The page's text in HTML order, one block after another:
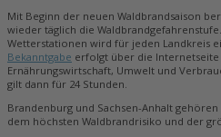
Mit Beginn der neuen Waldbrandsaison
wieder täglich die
Wetterstationen wird für jeden Landkreis
Bekanntgabe erfolgt über die
Ernährungswirtschaft, Umwelt und
gilt dann für 24 Stunden.
Brandenburg und Sachsen-Anhalt
dem höchsten Waldbrandrisiko und der